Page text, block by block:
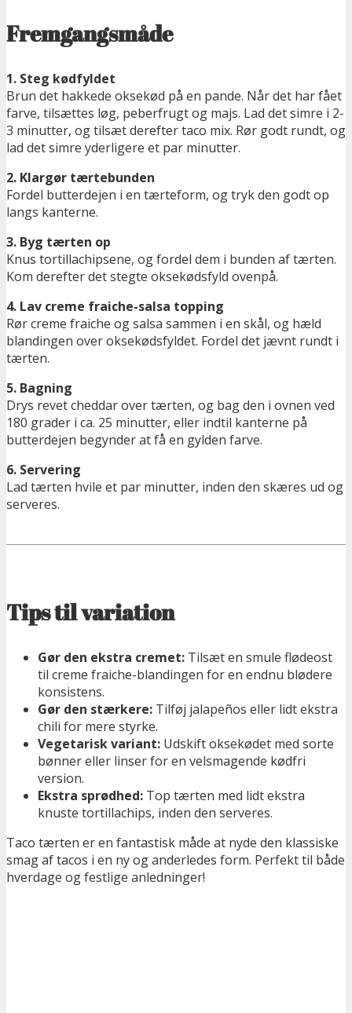
Fremgangsmåde
1. Steg kødfyldet
Brun det hakkede oksekød på en pande. Når det har fået
farve, tilsættes løg, peberfrugt og majs. Lad det simre i 2-
3 minutter, og tilsæt derefter taco mix. Rør godt rundt, og
lad det simre yderligere et par minutter.
2. Klargør tærtebunden
Fordel butterdejen i en tærteform, og tryk den godt op
langs kanterne.
3. Byg tærten op
Knus tortillachipsene, og fordel dem i bunden af tærten.
Kom derefter det stegte oksekødsfyld ovenpå.
4. Lav creme fraiche-salsa topping
Rør creme fraiche og salsa sammen i en skål, og hæld
blandingen over oksekødsfyldet. Fordel det jævnt rundt i
tærten.
5. Bagning
Drys revet cheddar over tærten, og bag den i ovnen ved
180 grader i ca. 25 minutter, eller indtil kanterne på
butterdejen begynder at få en gylden farve.
6. Servering
Lad tærten hvile et par minutter, inden den skæres ud og
serveres.
Tips til variation
Gør den ekstra cremet: Tilsæt en smule flødeost
til creme fraiche-blandingen for en endnu blødere
konsistens.
Gør den stærkere: Tilføj jalapeños eller lidt ekstra
chili for mere styrke.
Vegetarisk variant: Udskift oksekødet med sorte
bønner eller linser for en velsmagende kødfri
version.
Ekstra sprødhed: Top tærten med lidt ekstra
knuste tortillachips, inden den serveres.
Taco tærten er en fantastisk måde at nyde den klassiske
smag af tacos i en ny og anderledes form. Perfekt til både
hverdage og festlige anledninger!